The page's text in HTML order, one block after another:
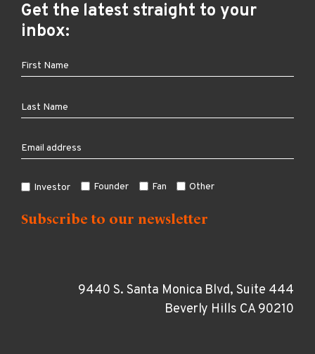
Get the latest straight to your
inbox:
Investor Founder Fan Other
9440 S. Santa Monica Blvd, Suite 444
Beverly Hills CA 90210